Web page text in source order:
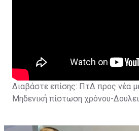
Διαβάστε επίσης: ΠτΔ προς νέα
Μηδενική πίστωση χρόνου-